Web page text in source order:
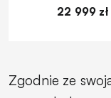
22 999 zł
Zgodnie ze